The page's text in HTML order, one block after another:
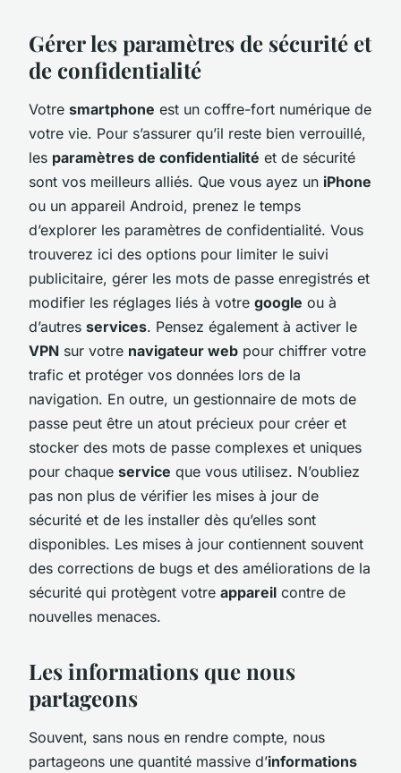
Gérer les paramètres de sécurité et
de confidentialité
Votre smartphone est un coffre-fort numérique de
votre vie. Pour s’assurer qu’il reste bien verrouillé,
les paramètres de confidentialité et de sécurité
sont vos meilleurs alliés. Que vous ayez un iPhone
ou un appareil Android, prenez le temps
d’explorer les paramètres de confidentialité. Vous
trouverez ici des options pour limiter le suivi
publicitaire, gérer les mots de passe enregistrés et
modifier les réglages liés à votre google ou à
d’autres services. Pensez également à activer le
VPN sur votre navigateur web pour chiffrer votre
trafic et protéger vos données lors de la
navigation. En outre, un gestionnaire de mots de
passe peut être un atout précieux pour créer et
stocker des mots de passe complexes et uniques
pour chaque service que vous utilisez. N’oubliez
pas non plus de vérifier les mises à jour de
sécurité et de les installer dès qu’elles sont
disponibles. Les mises à jour contiennent souvent
des corrections de bugs et des améliorations de la
sécurité qui protègent votre appareil contre de
nouvelles menaces.
Les informations que nous
partageons
Souvent, sans nous en rendre compte, nous
partageons une quantité massive d’informations